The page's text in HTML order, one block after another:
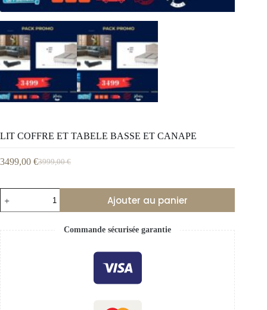
LIT COFFRE ET TABELE BASSE ET CANAPE
3999,00€
3499,00 €
Ajouter au panier
Commande sécurisée garantie